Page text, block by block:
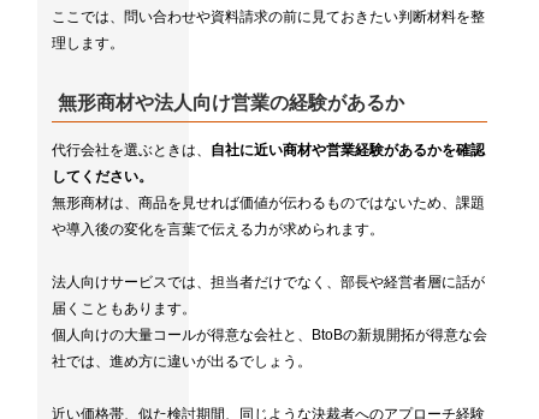
ここでは、問い合わせや資料請求の前に見ておきたい判断材料を整
理します。
無形商材や法人向け営業の経験があるか
代行会社を選ぶときは、
自社に近い商材や営業経験があるかを確認
してください。
無形商材は、商品を見せれば価値が伝わるものではないため、課題
や導入後の変化を言葉で伝える力が求められます。
法人向けサービスでは、担当者だけでなく、部長や経営者層に話が
届くこともあります。
個人向けの大量コールが得意な会社と、BtoBの新規開拓が得意な会
社では、進め方に違いが出るでしょう。
近い価格帯、似た検討期間、同じような決裁者へのアプローチ経験